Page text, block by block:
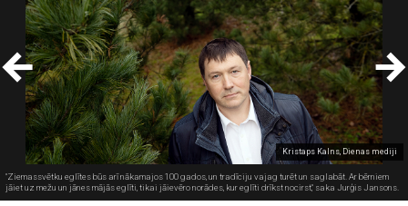
Kristaps Kalns, Dienas mediji
"Ziemassvētku eglītes būs arī nākamajos 100 gados, un tradīciju vajag turēt un saglabāt. Ar bērniem
jāiet uz mežu un jānes mājās eglīti, tikai jāievēro norādes, kur eglīti drīkst nocirst," saka Jurģis Jansons.